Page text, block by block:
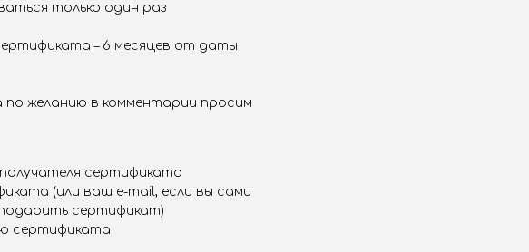
только один раз
– 6 месяцев от даты
желанию в комментарии просим
сертификата
(или ваш e-mail, если вы сами
сертификат)
сертификата